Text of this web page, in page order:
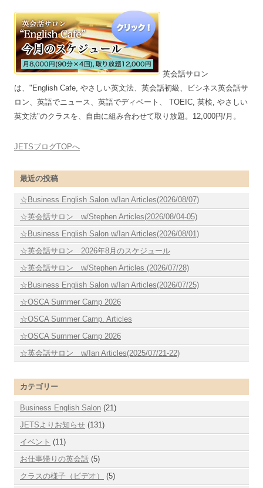
英会話サロン
は、"English Cafe, やさしい英文法、英会話初級、ビシネス英会話サ
ロン、英語でニュース、英語でディベート、 TOEIC, 英検, やさしい
英文法"のクラスを、自由に組み合わせて取り放題。12,000円/月。
JETSブログTOPへ
最近の投稿
☆Business English Salon w/Ian Articles(2026/08/07)
☆英会話サロン w/Stephen Articles(2026/08/04-05)
☆Business English Salon w/Ian Articles(2026/08/01)
☆英会話サロン 2026年8月のスケジュール
☆英会話サロン w/Stephen Articles (2026/07/28)
☆Business English Salon w/Ian Articles(2026/07/25)
☆OSCA Summer Camp 2026
☆OSCA Summer Camp. Articles
☆OSCA Summer Camp 2026
☆英会話サロン w/Ian Articles(2025/07/21-22)
カテゴリー
Business English Salon (21)
JETSよりお知らせ (131)
イベント (11)
お仕事帰りの英会話 (5)
クラスの様子（ビデオ）
(5)